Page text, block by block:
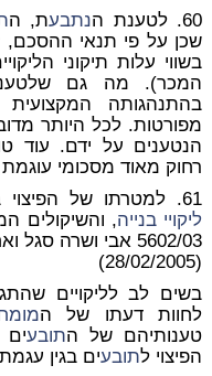
60. לטענת ה
נתבעת, ה
שכן על פי תנאי ההסכם,
בשווי עלות תיקוני
המכר). מה גם
בהתנהגותה המקצועית
מפורטות. לכל היותר
הנטענים על ידם. עוד
רחוק מאוד מסכומי
61. למטרתו של הפיצוי בגין עוגמת נפש בתביעות שעניינן
ליקויי בנייה, והשיקולים
5602/03 אבי ושרה
(28/02/2005)
בשים לב לליקויים
לחוות דעתו של ה
טענותיהם של התובעים
הפיצוי לתובעים בגין עגמת